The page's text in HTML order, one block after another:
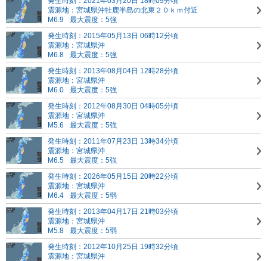
震源地：宮城県沖牡鹿半島の北東２０ｋｍ付近
M6.9
最大震度：5強
発生時刻：2015年05月13日 06時12分頃
震源地：宮城県沖
M6.8
最大震度：5強
発生時刻：2013年08月04日 12時28分頃
震源地：宮城県沖
M6.0
最大震度：5強
発生時刻：2012年08月30日 04時05分頃
震源地：宮城県沖
M5.6
最大震度：5強
発生時刻：2011年07月23日 13時34分頃
震源地：宮城県沖
M6.5
最大震度：5強
発生時刻：2026年05月15日 20時22分頃
震源地：宮城県沖
M6.4
最大震度：5弱
発生時刻：2013年04月17日 21時03分頃
震源地：宮城県沖
M5.8
最大震度：5弱
発生時刻：2012年10月25日 19時32分頃
震源地：宮城県沖